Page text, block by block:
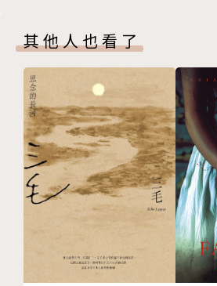
卻不斷做著同樣的怪夢，夢中一
卜出了一段無人能解的籤辭，這段
教的滅亡，也預告了小道童不尋
還記得《天觀雙俠》中主角凌昊
謀、才貌出人的秦燕龍，以及胸
霄嗎？這一對虎山俠侶當年奮力
歷盡千辛萬苦，終於打敗火教教
他們之間萬千柔情卻波折不斷的
其他人也看了